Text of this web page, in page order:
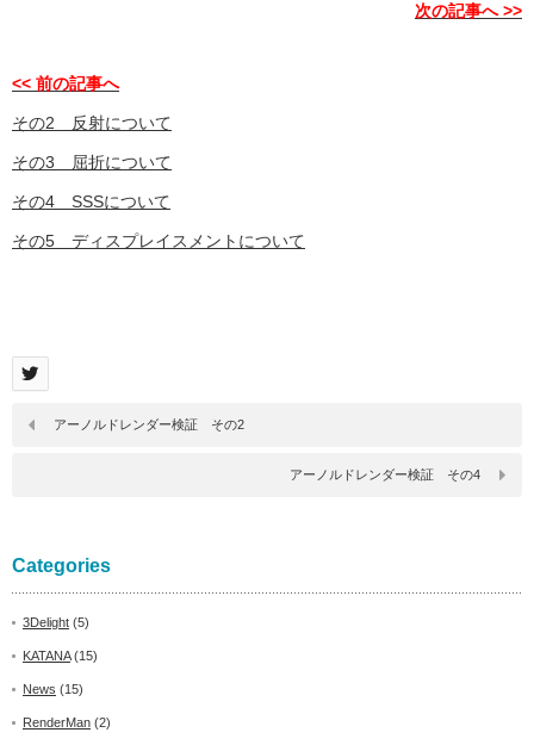
次の記事へ >>
<< 前の記事へ
その2 反射について
その3 屈折について
その4 SSSについて
その5 ディスプレイスメントについて
アーノルドレンダー検証 その2
アーノルドレンダー検証 その4
Categories
3Delight (5)
KATANA(15)
News (15)
RenderMan (2)